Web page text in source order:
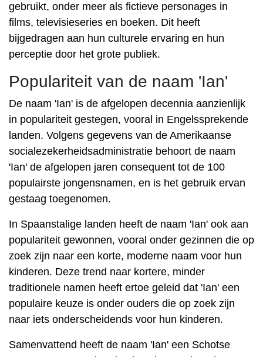
gebruikt, onder meer als fictieve personages in
films, televisieseries en boeken. Dit heeft
bijgedragen aan hun culturele ervaring en hun
perceptie door het grote publiek.
Populariteit van de naam 'Ian'
De naam 'Ian' is de afgelopen decennia aanzienlijk
in populariteit gestegen, vooral in Engelssprekende
landen. Volgens gegevens van de Amerikaanse
socialezekerheidsadministratie behoort de naam
'Ian' de afgelopen jaren consequent tot de 100
populairste jongensnamen, en is het gebruik ervan
gestaag toegenomen.
In Spaanstalige landen heeft de naam 'Ian' ook aan
populariteit gewonnen, vooral onder gezinnen die op
zoek zijn naar een korte, moderne naam voor hun
kinderen. Deze trend naar kortere, minder
traditionele namen heeft ertoe geleid dat 'Ian' een
populaire keuze is onder ouders die op zoek zijn
naar iets onderscheidends voor hun kinderen.
Samenvattend heeft de naam 'Ian' een Schotse